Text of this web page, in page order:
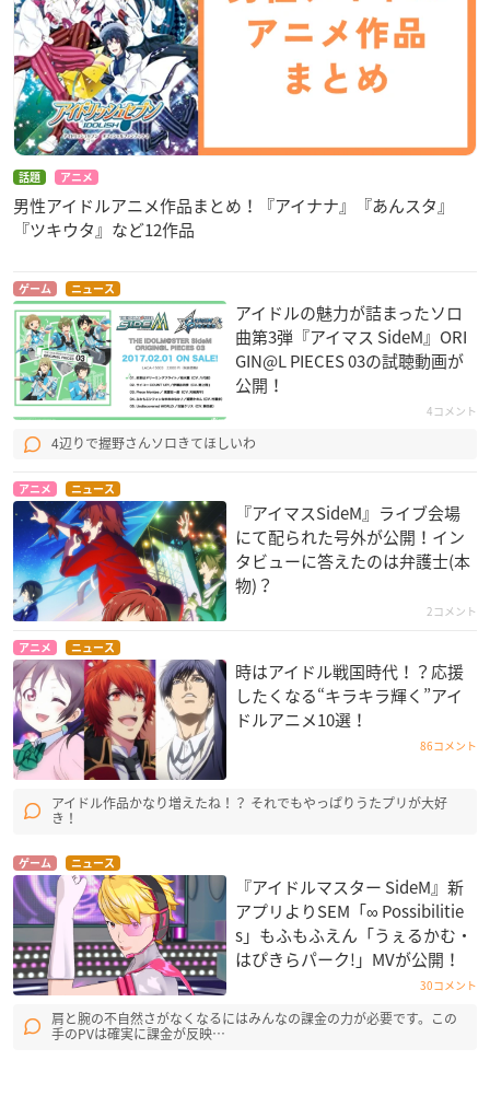
話題 アニメ
男性アイドルアニメ作品まとめ！『アイナナ』『あんスタ』
『ツキウタ』など12作品
ゲーム ニュース
アイドルの魅力が詰まったソロ
曲第3弾『アイマス SideM』ORI
GIN@L PIECES 03の試聴動画が
公開！
4コメント
4辺りで握野さんソロきてほしいわ
アニメ ニュース
『アイマスSideM』ライブ会場
にて配られた号外が公開！イン
タビューに答えたのは弁護士(本
物)？
2コメント
アニメ ニュース
時はアイドル戦国時代！？応援
したくなる“キラキラ輝く”アイ
ドルアニメ10選！
86コメント
アイドル作品かなり増えたね！？ それでもやっぱりうたプリが大好
き！
ゲーム ニュース
『アイドルマスター SideM』新
アプリよりSEM「∞ Possibilitie
s」もふもふえん「うぇるかむ・
はぴきらパーク!」MVが公開！
30コメント
肩と腕の不自然さがなくなるにはみんなの課金の力が必要です。この
手のPVは確実に課金が反映…